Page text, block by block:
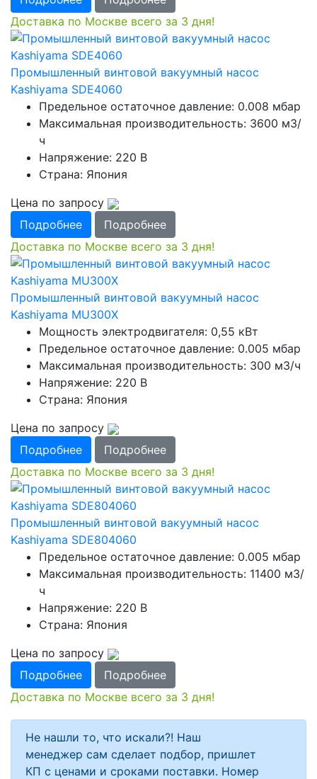
Доставка по Москве всего за 3 дня!
Промышленный винтовой вакуумный насос
Kashiyama SDE4060
Предельное остаточное давление: 0.008 мбар
Максимальная производительность: 3600 м3/
ч
Напряжение: 220 В
Страна: Япония
Цена по запросу
Подробнее
Подробнее
Доставка по Москве всего за 3 дня!
Промышленный винтовой вакуумный насос
Kashiyama MU300X
Мощность электродвигателя: 0,55 кВт
Предельное остаточное давление: 0.005 мбар
Максимальная производительность: 300 м3/ч
Напряжение: 220 В
Страна: Япония
Цена по запросу
Подробнее
Подробнее
Доставка по Москве всего за 3 дня!
Промышленный винтовой вакуумный насос
Kashiyama SDE804060
Предельное остаточное давление: 0.005 мбар
Максимальная производительность: 11400 м3/
ч
Напряжение: 220 В
Страна: Япония
Цена по запросу
Подробнее
Подробнее
Доставка по Москве всего за 3 дня!
Не нашли то, что искали?! Наш
менеджер сам сделает подбор, пришлет
КП с ценами и сроками поставки. Номер